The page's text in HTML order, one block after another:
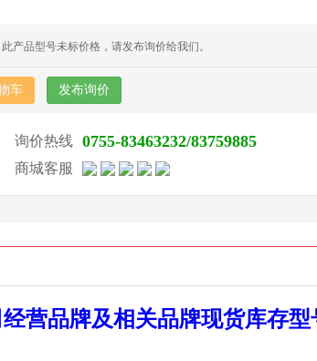
产品型号未标价格，请发布询价给我们。
车 发布询价
询价热线 0755-83463232/83759885
商城客服
营品牌及相关品牌现货库存